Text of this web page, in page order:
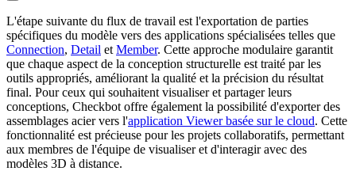
L'étape suivante du flux de travail est l'exportation de parties
spécifiques du modèle vers des applications spécialisées telles que
Connection, Detail et Member. Cette approche modulaire garantit
que chaque aspect de la conception structurelle est traité par les
outils appropriés, améliorant la qualité et la précision du résultat
final. Pour ceux qui souhaitent visualiser et partager leurs
conceptions, Checkbot offre également la possibilité d'exporter des
assemblages acier vers l'application Viewer basée sur le cloud. Cette
fonctionnalité est précieuse pour les projets collaboratifs, permettant
aux membres de l'équipe de visualiser et d'interagir avec des
modèles 3D à distance.